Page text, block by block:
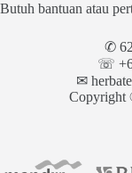
Butuh bantuan atau
✆
☏
✉︎
Copyright